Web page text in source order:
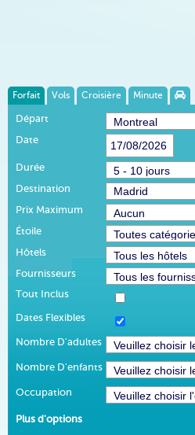
Forfait Vols Croisière Minute
Départ
Date
Durée
Destination
Prix Maximum
Étoile
Hôtels
Fournisseurs
Tout Inclus
Dates Flexibles
Nombre D'adultes
Nombre D'enfants
Occupation
Plus d'options